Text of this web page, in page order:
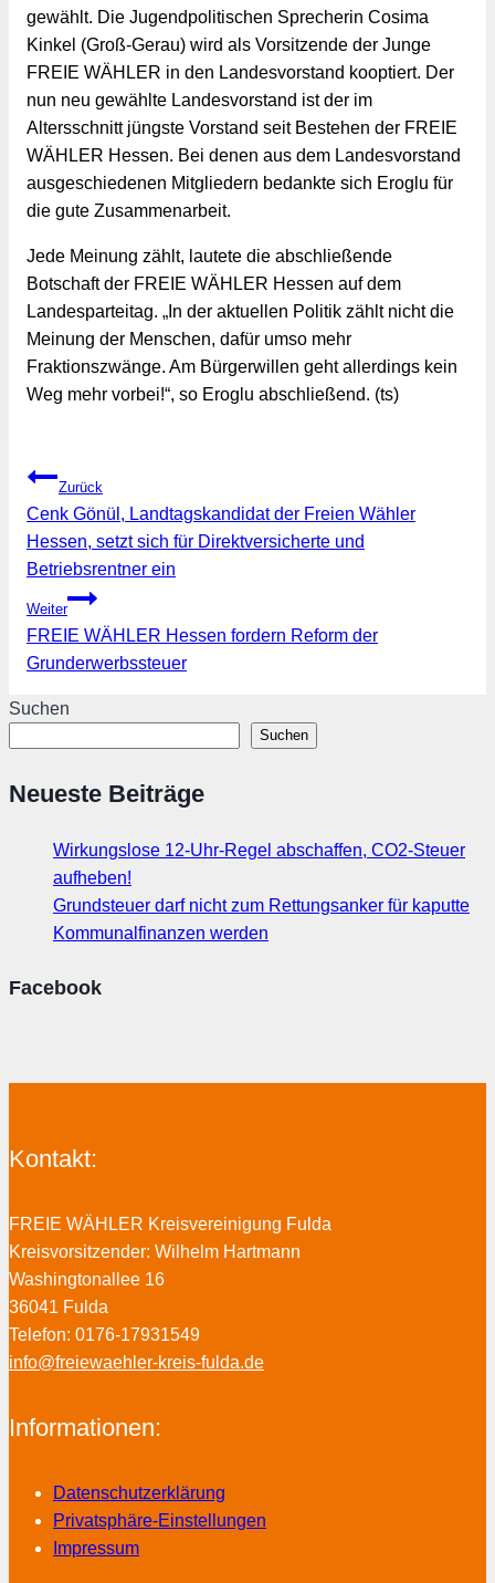
gewählt. Die Jugendpolitischen Sprecherin Cosima
Kinkel (Groß-Gerau) wird als Vorsitzende der Junge
FREIE WÄHLER in den Landesvorstand kooptiert. Der
nun neu gewählte Landesvorstand ist der im
Altersschnitt jüngste Vorstand seit Bestehen der FREIE
WÄHLER Hessen. Bei denen aus dem Landesvorstand
ausgeschiedenen Mitgliedern bedankte sich Eroglu für
die gute Zusammenarbeit.
Jede Meinung zählt, lautete die abschließende
Botschaft der FREIE WÄHLER Hessen auf dem
Landesparteitag. „In der aktuellen Politik zählt nicht die
Meinung der Menschen, dafür umso mehr
Fraktionszwänge. Am Bürgerwillen geht allerdings kein
Weg mehr vorbei!“, so Eroglu abschließend. (ts)
Beitragsnavigation
Zurück
Cenk Gönül, Landtagskandidat der Freien Wähler
Hessen, setzt sich für Direktversicherte und
Betriebsrentner ein
Weiter
FREIE WÄHLER Hessen fordern Reform der
Grunderwerbssteuer
Suchen
Suchen
Neueste Beiträge
Wirkungslose 12-Uhr-Regel abschaffen, CO2-Steuer
aufheben!
Grundsteuer darf nicht zum Rettungsanker für kaputte
Kommunalfinanzen werden
Facebook
Kontakt:
FREIE WÄHLER Kreisvereinigung Fulda
Kreisvorsitzender: Wilhelm Hartmann
Washingtonallee 16
36041 Fulda
Telefon: 0176-17931549
info@freiewaehler-kreis-fulda.de
Informationen:
Datenschutzerklärung
Privatsphäre-Einstellungen
Impressum